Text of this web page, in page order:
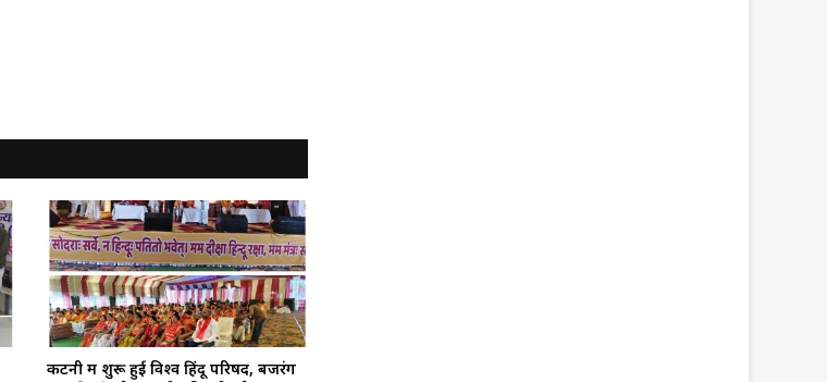
कटनी में शुरू हुई विश्व हिंदू परिषद, बजरंग